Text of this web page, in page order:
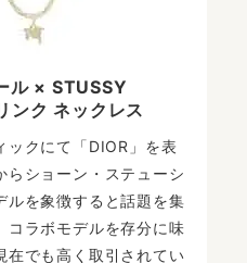
ル × STUSSY
ンク ネックレス
ックにて「DIOR」を表
らショーン・ステューシ
ルを象徴すると話題を集
コラボモデルを存分に味
在でも高く取引されてい